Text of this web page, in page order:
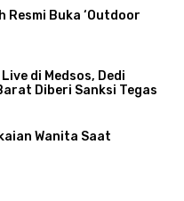
Resmi Buka ‘Outdoor
di Medsos, Dedi
Diberi Sanksi Tegas
Wanita Saat